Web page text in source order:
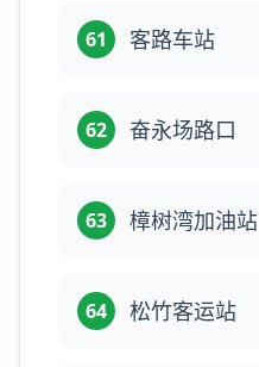
61 客路车站
62 奋永场路口
63 樟树湾加油站
64 松竹客运站